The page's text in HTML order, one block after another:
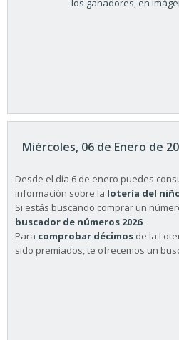
los ganadores, en
Miércoles, 06 de Enero de
Desde el día 6 de enero puedes
información sobre la lotería del
Si estás buscando comprar un
buscador de números 2026.
Para comprobar décimos de la
sido premiados, te ofrecemos un